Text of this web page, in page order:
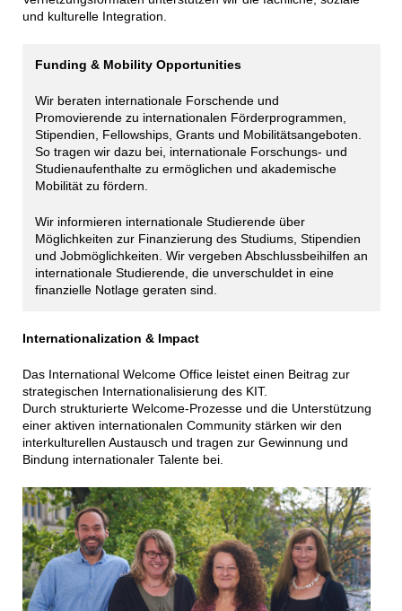
und kulturelle Integration.
Funding & Mobility Opportunities
Wir beraten internationale Forschende und
Promovierende zu internationalen Förderprogrammen,
Stipendien, Fellowships, Grants und Mobilitätsangeboten.
So tragen wir dazu bei, internationale Forschungs- und
Studienaufenthalte zu ermöglichen und akademische
Mobilität zu fördern.
Wir informieren internationale Studierende über
Möglichkeiten zur Finanzierung des Studiums, Stipendien
und Jobmöglichkeiten. Wir vergeben Abschlussbeihilfen an
internationale Studierende, die unverschuldet in eine
finanzielle Notlage geraten sind.
Internationalization & Impact
Das International Welcome Office leistet einen Beitrag zur
strategischen Internationalisierung des KIT.
Durch strukturierte Welcome-Prozesse und die Unterstützung
einer aktiven internationalen Community stärken wir den
interkulturellen Austausch und tragen zur Gewinnung und
Bindung internationaler Talente bei.